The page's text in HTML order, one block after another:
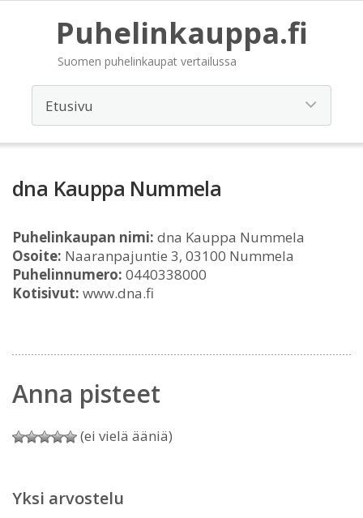
Puhelinkauppa.fi
Suomen puhelinkaupat vertailussa
dna Kauppa Nummela
Puhelinkaupan nimi: dna Kauppa Nummela
Osoite: Naaranpajuntie 3, 03100 Nummela
Puhelinnumero: 0440338000
Kotisivut: www.dna.fi
Anna pisteet
(ei vielä ääniä)
Yksi arvostelu